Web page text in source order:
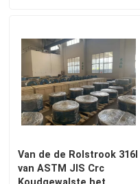
Ongeveer ons
Fabrieksreis
Kwaliteitscontrole
Van de de Rolstrook 316l
van ASTM JIS Crc